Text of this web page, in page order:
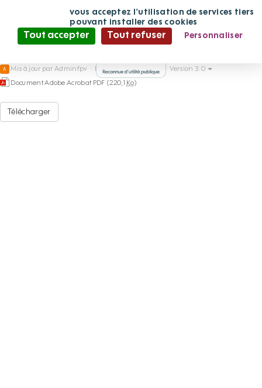
CP-Inauguration-30 ans
La Fonderie-Douai
A Mis à jour parAdminfpv ·
le 05/06/2024 à 19:09 · Version 3.0
Document Adobe Acrobat PDF (220,1 Ko)
Télécharger
vous acceptez l'utilisation de services tiers
pouvant installer des cookies
Tout accepter Tout refuser
Personnaliser